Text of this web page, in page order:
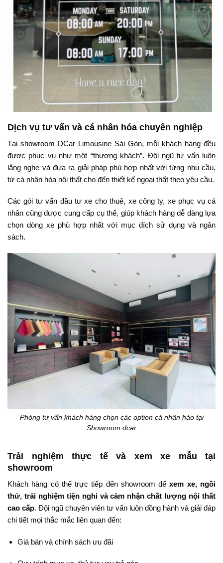
Dịch vụ tư vấn và cá nhân hóa chuyên nghiệp
Tại showroom DCar Limousine Sài Gòn, mỗi khách hàng đều
được phục vụ như một “thượng khách”. Đội ngũ tư vấn luôn
lắng nghe và đưa ra giải pháp phù hợp nhất với từng nhu cầu,
từ cá nhân hóa nội thất cho đến thiết kế ngoại thất theo yêu cầu.
Các gói tư vấn đầu tư xe cho thuê, xe công ty, xe phục vụ cá
nhân cũng được cung cấp cụ thể, giúp khách hàng dễ dàng lựa
chọn dòng xe phù hợp nhất với mục đích sử dụng và ngân
sách.
Phòng tư vấn khách hàng chọn các option cá nhân háo tại
Showroom dcar
Trải nghiệm thực tế và xem xe mẫu tại
showroom
Khách hàng có thể trực tiếp đến showroom đểxem xe, ngồi
thử, trải nghiệm tiện nghi và cảm nhận chất lượng nội thất
cao cấp. Đội ngũ chuyên viên tư vấn luôn đồng hành và giải đáp
chi tiết mọi thắc mắc liên quan đến:
Giá bán và chính sách ưu đãi